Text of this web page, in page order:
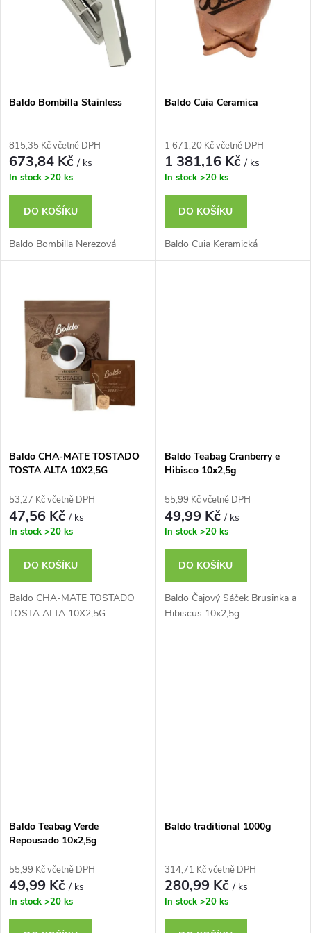
r
o
d
u
k
p
o
d
u
k
Baldo Bombilla Stainless
815,35 Kč včetně DPH
673,84 Kč/ ks
In stock >20 ks
DO KOŠÍKU
Baldo Bombilla Nerezová
Baldo Cuia Ceramica
1 671,20 Kč včetně DPH
1 381,16 Kč/ ks
In stock >20 ks
DO KOŠÍKU
Baldo Cuia Keramická
Baldo CHA-MATE TOSTADO
TOSTA ALTA 10X2,5G
53,27 Kč včetně DPH
47,56 Kč/ ks
In stock >20 ks
DO KOŠÍKU
Baldo CHA-MATE TOSTADO
TOSTA ALTA 10X2,5G
Baldo Teabag Cranberry e
Hibisco 10x2,5g
55,99 Kč včetně DPH
49,99 Kč/ ks
In stock >20 ks
DO KOŠÍKU
Baldo Čajový Sáček Brusinka a
Hibiscus 10x2,5g
Baldo Teabag Verde
Repousado 10x2,5g
55,99 Kč včetně DPH
49,99 Kč/ ks
In stock >20 ks
Baldo traditional 1000g
314,71 Kč včetně DPH
280,99 Kč/ ks
In stock >20 ks